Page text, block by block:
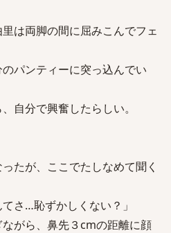
は両脚の間に屈みこんでフェ
パンティーに突っ込んでい
自分で興奮したらしい。
たが、ここでたしなめて聞く
さ…恥ずかしくない？」
がら、鼻先３cmの距離に顔